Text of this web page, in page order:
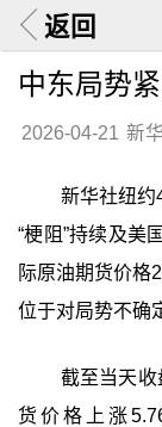
返回
中东局势
2026-04-21 新
新华社纽
“梗阻”持续及美
际原油期货价格
位于对局势不确
截至当天
货价格上涨